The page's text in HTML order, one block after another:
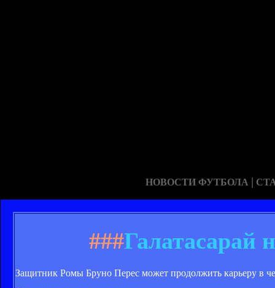
НОВОСТИ ФУТБОЛА |
###Галатасарай
Защитник Ромы Бруно Перес может продолжить карьеру в